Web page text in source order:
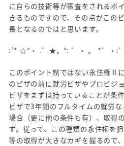
に自らの技術等が審査をされるポ
きるものですので、その点がこの
長となるのではと思います。
:’* ☆°・ .゜★。°: ゜・ 。 *゜・:
このポイント制ではない永住権Ⅱ
のビザの前に就労ビザやプロビジ
ビザをまずは持っていることが条
ビザで3年間のフルタイムの就労
場合（更に他の条件も有）、取得
す。従って、この種類の永住権を
等の取得が大きなカギを握るので